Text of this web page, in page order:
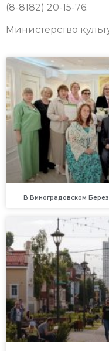
(8-8182) 20-15-76.
Министерство
В Виноградовском